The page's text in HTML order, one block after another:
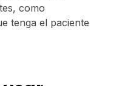
como
tenga el paciente